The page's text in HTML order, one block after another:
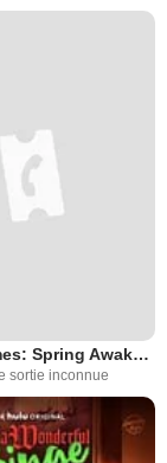
Buddy Games: Spring Awakening
sortie inconnue